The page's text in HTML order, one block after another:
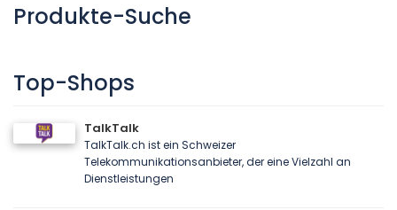
Produkte-Suche
Top-Shops
TalkTalk
TalkTalk.ch ist ein Schweizer
Telekommunikationsanbieter, der eine Vielzahl an
Dienstleistungen